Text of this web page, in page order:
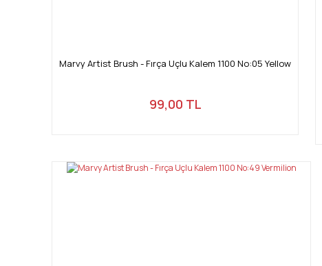
Marvy Artist Brush - Fırça Uçlu Kalem 1100 No:05 Yellow
99,00 TL